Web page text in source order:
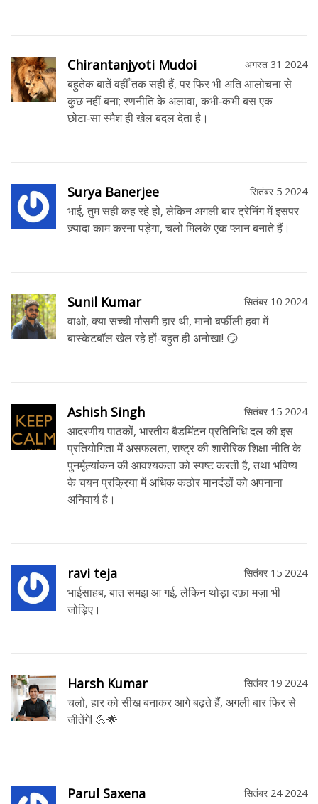
Chirantanjyoti Mudoi अगस्त 31 2024
बहुतेक बातें वहीँ तक सही हैं, पर फिर भी अति आलोचना से
कुछ नहीं बना; रणनीति के अलावा, कभी‑कभी बस एक
छोटा‑सा स्मैश ही खेल बदल देता है।
Surya Banerjee सितंबर 5 2024
भाई, तुम सही कह रहे हो, लेकिन अगली बार ट्रेनिंग में इसपर
ज़्यादा काम करना पड़ेगा, चलो मिलके एक प्लान बनाते हैं।
Sunil Kumar सितंबर 10 2024
वाओ, क्या सच्ची मौसमी हार थी, मानो बर्फीली हवा में
बास्केटबॉल खेल रहे हों-बहुत ही अनोखा! 😏
Ashish Singh सितंबर 15 2024
आदरणीय पाठकों, भारतीय बैडमिंटन प्रतिनिधि दल की इस
प्रतियोगिता में असफलता, राष्ट्र की शारीरिक शिक्षा नीति के
पुनर्मूल्यांकन की आवश्यकता को स्पष्ट करती है, तथा भविष्य
के चयन प्रक्रिया में अधिक कठोर मानदंडों को अपनाना
अनिवार्य है।
ravi teja सितंबर 15 2024
भाईसाहब, बात समझ आ गई, लेकिन थोड़ा दफ़ा मज़ा भी
जोड़िए।
Harsh Kumar सितंबर 19 2024
चलो, हार को सीख बनाकर आगे बढ़ते हैं, अगली बार फिर से
जीतेंगे! 💪🌟
Parul Saxena सितंबर 24 2024